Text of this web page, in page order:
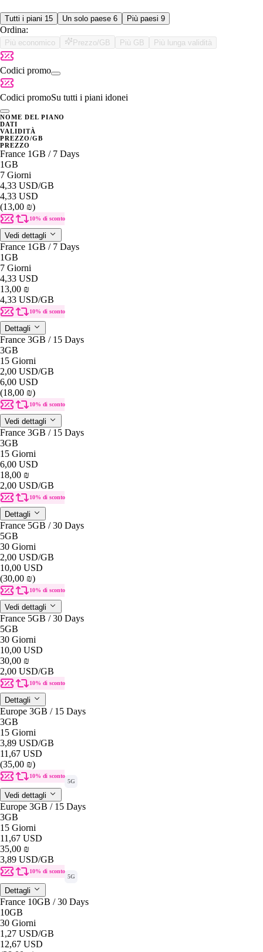
Tutti i piani 15 Un solo paese 6 Più paesi 9
Ordina:
Più economico Prezzo/GB Più GB Più lunga validità
Codici promo
Codici promoSu tutti i piani idonei
NOME DEL PIANO
DATI
VALIDITÀ
PREZZO/GB
PREZZO
France 1GB / 7 Days
1GB
7 Giorni
4,33 USD/GB
4,33 USD
(13,00 ₪)
10% di sconto
Vedi dettagli
France 1GB / 7 Days
1GB
7 Giorni
4,33 USD
13,00 ₪
4,33 USD/GB
10% di sconto
Dettagli
France 3GB / 15 Days
3GB
15 Giorni
2,00 USD/GB
6,00 USD
(18,00 ₪)
10% di sconto
Vedi dettagli
France 3GB / 15 Days
3GB
15 Giorni
6,00 USD
18,00 ₪
2,00 USD/GB
10% di sconto
Dettagli
France 5GB / 30 Days
5GB
30 Giorni
2,00 USD/GB
10,00 USD
(30,00 ₪)
10% di sconto
Vedi dettagli
France 5GB / 30 Days
5GB
30 Giorni
10,00 USD
30,00 ₪
2,00 USD/GB
10% di sconto
Dettagli
Europe 3GB / 15 Days
3GB
15 Giorni
3,89 USD/GB
11,67 USD
(35,00 ₪)
10% di sconto
5G
Vedi dettagli
Europe 3GB / 15 Days
3GB
15 Giorni
11,67 USD
35,00 ₪
3,89 USD/GB
10% di sconto
5G
Dettagli
France 10GB / 30 Days
10GB
30 Giorni
1,27 USD/GB
12,67 USD